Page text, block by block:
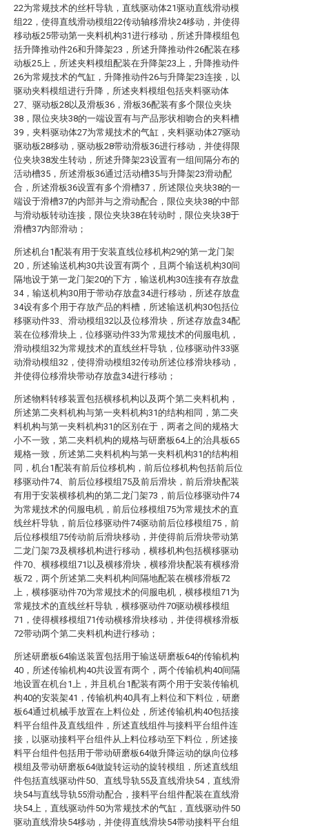
22为常规技术的丝杆导轨，直线驱动体21驱动直线滑动模
组22，使得直线滑动模组22传动轴移滑块24移动，并使得
移动板25带动第一夹料机构31进行移动，所述升降模组包
括升降推动件26和升降架23，所述升降推动件26配装在移
动板25上，所述夹料模组配装在升降架23上，升降推动件
26为常规技术的气缸，升降推动件26与升降架23连接，以
驱动夹料模组进行升降，所述夹料模组包括夹料驱动体
27、驱动板28以及滑板36，滑板36配装有多个限位夹块
38，限位夹块38的一端设置有与产品形状相吻合的夹料槽
39，夹料驱动体27为常规技术的气缸，夹料驱动体27驱动
驱动板28移动，驱动板28带动滑板36进行移动，并使得限
位夹块38发生转动，所述升降架23设置有一组间隔分布的
活动槽35，所述滑板36通过活动槽35与升降架23滑动配
合，所述滑板36设置有多个滑槽37，所述限位夹块38的一
端设于滑槽37的内部并与之滑动配合，限位夹块38的中部
与滑动板转动连接，限位夹块38在转动时，限位夹块38于
滑槽37内部滑动；
所述机台1配装有用于安装直线位移机构29的第一龙门架
20，所述输送机构30共设置有两个，且两个输送机构30间
隔地设于第一龙门架20的下方，输送机构30连接有存放盘
34，输送机构30用于带动存放盘34进行移动，所述存放盘
34设有多个用于存放产品的料槽，所述输送机构30包括位
移驱动件33、滑动模组32以及位移滑块，所述存放盘34配
装在位移滑块上，位移驱动件33为常规技术的伺服电机，
滑动模组32为常规技术的直线丝杆导轨，位移驱动件33驱
动滑动模组32，使得滑动模组32传动所述位移滑块移动，
并使得位移滑块带动存放盘34进行移动；
所述物料转移装置包括横移机构以及两个第二夹料机构，
所述第二夹料机构与第一夹料机构31的结构相同，第二夹
料机构与第一夹料机构31的区别在于，两者之间的规格大
小不一致，第二夹料机构的规格与研磨板64上的治具板65
规格一致，所述第二夹料机构与第一夹料机构31的结构相
同，机台1配装有前后位移机构，前后位移机构包括前后位
移驱动件74、前后位移模组75及前后滑块，前后滑块配装
有用于安装横移机构的第二龙门架73，前后位移驱动件74
为常规技术的伺服电机，前后位移模组75为常规技术的直
线丝杆导轨，前后位移驱动件74驱动前后位移模组75，前
后位移模组75传动前后滑块移动，并使得前后滑块带动第
二龙门架73及横移机构进行移动，横移机构包括横移驱动
件70、横移模组71以及横移滑块，横移滑块配装有横移滑
板72，两个所述第二夹料机构间隔地配装在横移滑板72
上，横移驱动件70为常规技术的伺服电机，横移模组71为
常规技术的直线丝杆导轨，横移驱动件70驱动横移模组
71，使得横移模组71传动横移滑块移动，并使得横移滑板
72带动两个第二夹料机构进行移动；
所述研磨板64输送装置包括用于输送研磨板64的传输机构
40，所述传输机构40共设置有两个，两个传输机构40间隔
地设置在机台1上，并且机台1配装有两个用于安装传输机
构40的安装架41，传输机构40具有上料位和下料位，研磨
板64通过机械手放置在上料位处，所述传输机构40包括接
料平台组件及直线组件，所述直线组件与接料平台组件连
接，以驱动接料平台组件从上料位移动至下料位，所述接
料平台组件包括用于带动研磨板64做升降运动的纵向位移
模组及带动研磨板64做旋转运动的旋转模组，所述直线组
件包括直线驱动件50、直线导轨55及直线滑块54，直线滑
块54与直线导轨55滑动配合，接料平台组件配装在直线滑
块54上，直线驱动件50为常规技术的气缸，直线驱动件50
驱动直线滑块54移动，并使得直线滑块54带动接料平台组